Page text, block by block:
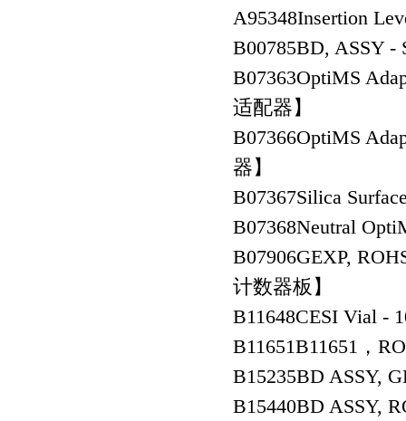
A95348Insertion
B00785BD, ASSY -
B07363OptiMS
适配器】
B07366OptiMS
器】
B07367Silica
B07368Neutral
B07906GEXP,
计数器板】
B11648CESI Vial -
B11651B11651，
B15235BD ASSY,
B15440BD ASSY,